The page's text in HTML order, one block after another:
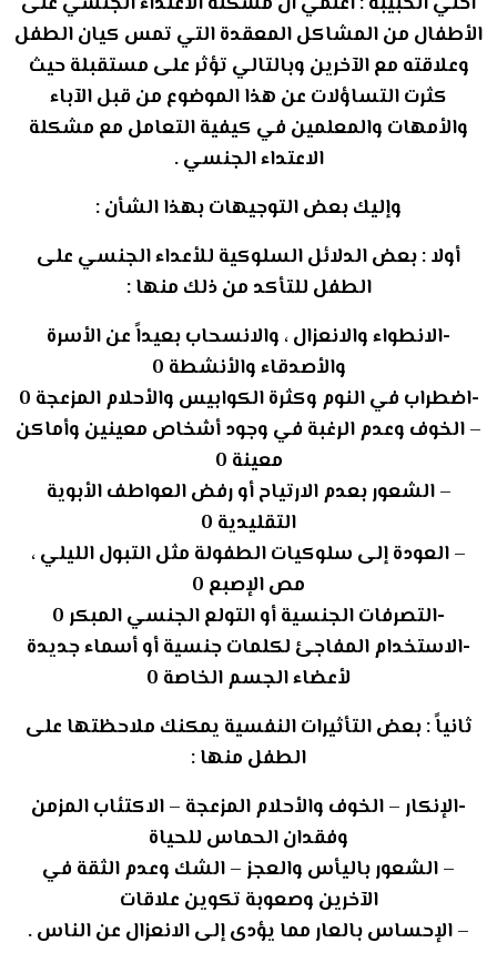
الأطفال من المشاكل المعقدة التي تمس كيان الطفل
وعلاقته مع الآخرين وبالتالي تؤثر على مستقبلة حيث
كثرت التساؤلات عن هذا الموضوع من قبل الآباء
والأمهات والمعلمين في كيفية التعامل مع مشكلة
الاعتداء الجنسي .
وإليك بعض التوجيهات بهذا الشأن :
أولا : بعض الدلائل السلوكية للأعداء الجنسي على
الطفل للتأكد من ذلك منها :
-الانطواء والانعزال ، والانسحاب بعيداً عن الأسرة
والأصدقاء والأنشطة 0
-اضطراب في النوم وكثرة الكوابيس والأحلام المزعجة 0
– الخوف وعدم الرغبة في وجود أشخاص معينين وأماكن
معينة 0
– الشعور بعدم الارتياح أو رفض العواطف الأبوية
التقليدية 0
– العودة إلى سلوكيات الطفولة مثل التبول الليلي ،
مص الإصبع 0
-التصرفات الجنسية أو التولع الجنسي المبكر 0
-الاستخدام المفاجئ لكلمات جنسية أو أسماء جديدة
لأعضاء الجسم الخاصة 0
ثانياً : بعض التأثيرات النفسية يمكنك ملاحظتها على
الطفل منها :
-الإنكار – الخوف والأحلام المزعجة – الاكتئاب المزمن
وفقدان الحماس للحياة
– الشعور باليأس والعجز – الشك وعدم الثقة في
الآخرين وصعوبة تكوين علاقات
– الإحساس بالعار مما يؤدى إلى الانعزال عن الناس .